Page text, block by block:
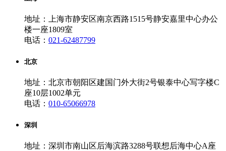
地址：上海市静安区南京西路1515号静安嘉里中心办公
楼一座1809室
电话： 021-62487799
北京
地址：北京市朝阳区建国门外大街2号银泰中心写字楼C
座10层1002单元
电话： 010-65066978
深圳
地址：深圳市南山区后海滨路3288号联想后海中心A座